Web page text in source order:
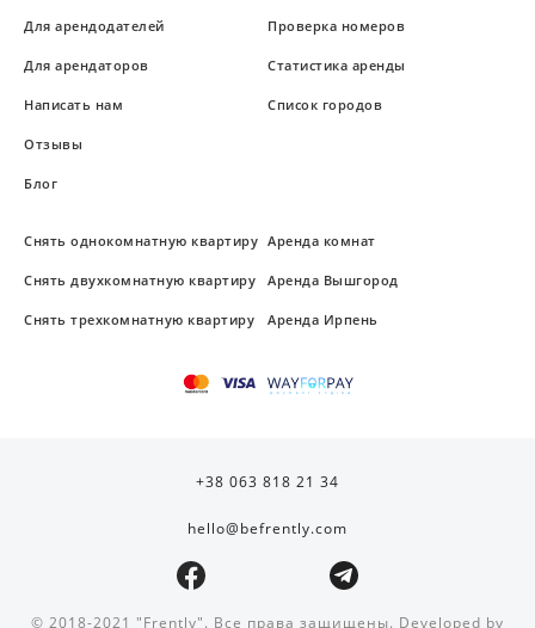
Для арендодателей
Для арендаторов
Написать нам
Отзывы
Блог
Проверка номеров
Статистика аренды
Список городов
Снять однокомнатную квартиру
Снять двухкомнатную квартиру
Снять трехкомнатную квартиру
Аренда комнат
Аренда Вышгород
Аренда Ирпень
+38 063 818 21 34
hello@befrently.com
© 2018-2021 "Frently". Все права защищены. Developed by